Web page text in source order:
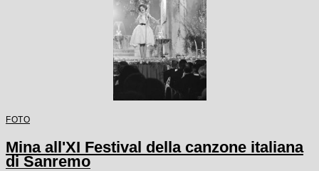
FOTO
Mina all'XI Festival della canzone italiana
di Sanremo